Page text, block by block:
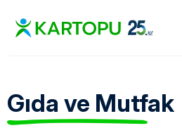
Gıda ve Mutfak